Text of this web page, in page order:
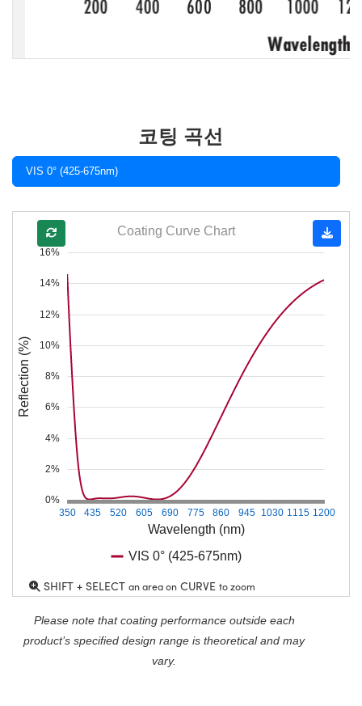
코팅 곡선
VIS 0° (425-675nm)
Wavelength (nm)
350 435 520 605 690 775 860 945 1030 1115 1200
0%
2%
4%
6%
8%
10%
12%
14%
16%
Reflection (%)
Coating Curve Chart
VIS 0° (425-675nm)
SHIFT + SELECT an area on CURVE to zoom
Please note that coating performance outside each
product’s specified design range is theoretical and may
vary.